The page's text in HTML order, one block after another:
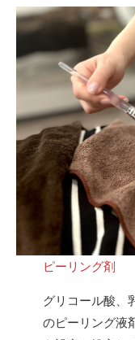
ピーリング剤
グリコール酸、
のピーリング液